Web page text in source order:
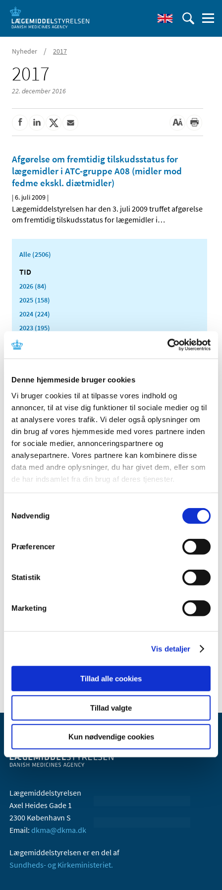
Denne hjemmeside bruger cookies
Vi bruger cookies til at tilpasse vores indhold og
annoncer, til at vise dig funktioner til sociale medier og til
at analysere vores trafik. Vi deler også oplysninger om
din brug af vores hjemmeside med vores partnere inden
for sociale medier, annonceringspartnere og
analysepartnere. Vores partnere kan kombinere disse
data med andre oplysninger, du har givet dem, eller som
de har indsamlet fra din brug af deres tjenester.
Nødvendig
Præferencer
Statistik
Marketing
Vis detaljer
Tillad alle cookies
Tillad valgte
Kun nødvendige cookies
Nyheder / 2017
2017
22. december 2016
Afgørelse om fremtidig tilskudsstatus for
lægemidler i ATC-gruppe A08 (midler mod
fedme ekskl. diætmidler)
|6. juli 2009 |
Lægemiddelstyrelsen har den 3. juli 2009 truffet afgørelse
om fremtidig tilskudsstatus for lægemidler i…
Alle (2506)
TID
2026 (84)
2025 (158)
2024 (224)
2023 (195)
2022 (197)
2019 (159)
2018 (150)
2017 (167)
2016 (167)
2015 (33)
2014 (44)
2013 (49)
2012 (44)
2011 (13)
2009 (14)
november (1)
september (2)
april (2)
2005 (2)
Lægemiddelstyrelsen
Axel Heides Gade 1
2300 København S
Email: dkma@dkma.dk
Lægemiddelstyrelsen er en del af
Sundheds- og Kirkeministeriet.